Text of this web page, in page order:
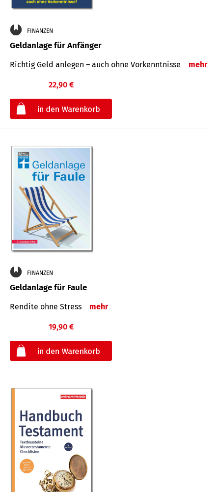
FINANZEN
Geldanlage für Anfänger
Richtig Geld anlegen – auch ohne Vorkenntnisse mehr
22,90 €
FINANZEN
Geldanlage für Faule
Rendite ohne Stress mehr
19,90 €